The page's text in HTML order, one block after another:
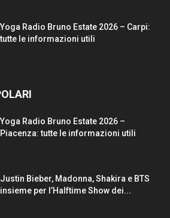
Yoga Radio Bruno Estate 2026 – Carpi:
tutte le informazioni utili
Yoga Radio Bruno Estate 2026 –
Piacenza: tutte le informazioni utili
Justin Bieber, Madonna, Shakira e BTS
insieme per l’Halftime Show dei...